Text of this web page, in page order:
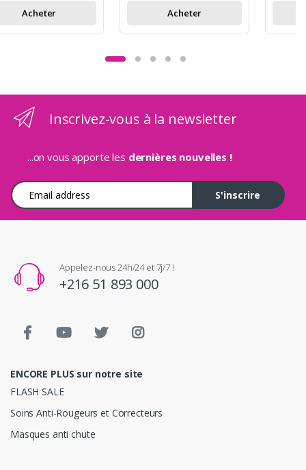
Acheter Acheter
Inscrivez-vous à la newsletter
...on vous apporte les dernières nouvelles !
Adresse e-mail
S'inscrire
Appelez-nous 24h/24 et 7j/7 !
+216 51 893 000
ENCORE PLUS sur notre site
FLASH SALE
Soins Anti-Rougeurs et Correcteurs
Masques anti chute